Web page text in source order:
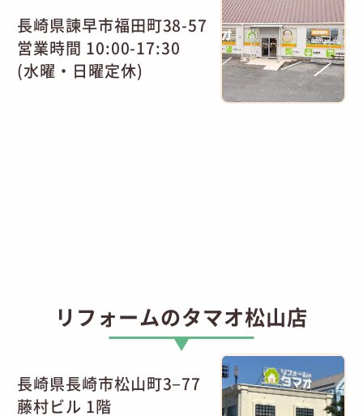
長崎県諫早市福田町38-57
営業時間 10:00-17:30
(水曜・日曜定休)
リフォームのタマオ松山店
長崎県長崎市松山町3−77
藤村ビル 1階